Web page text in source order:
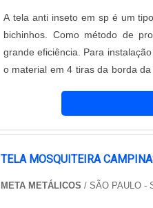
A tela anti inseto em sp é um
bichinhos. Como método de
grande eficiência. Para
o material em 4 tiras da borda
TELA MOSQUITEIRA
META METÁLICOS / SÃO PAULO -